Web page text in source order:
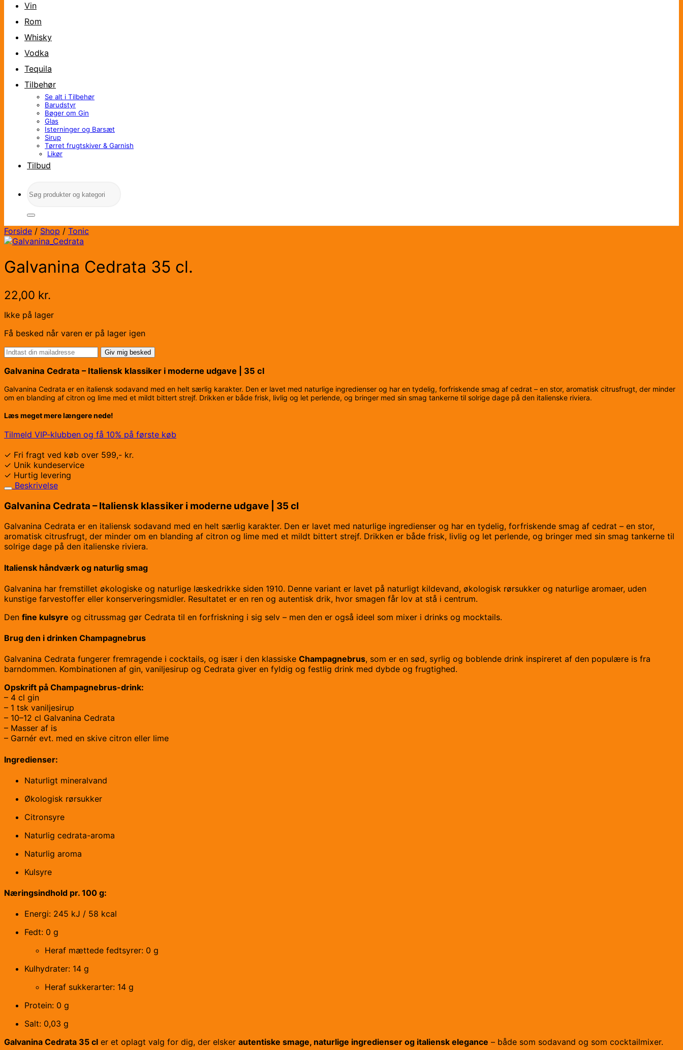
Vin
Rom
Whisky
Vodka
Tequila
Tilbehør
Se alt i Tilbehør
Barudstyr
Bøger om Gin
Glas
Isterninger og Barsæt
Sirup
Tørret frugtskiver & Garnish
Likør
Tilbud
efter:
Forside / Shop / Tonic
Galvanina Cedrata 35 cl.
22,00 kr.
Ikke på lager
Få besked når varen er på lager igen
Giv mig besked
Galvanina Cedrata – Italiensk klassiker i moderne udgave | 35 cl
Galvanina Cedrata er en italiensk sodavand med en helt særlig karakter. Den er lavet med naturlige ingredienser og har en tydelig, forfriskende smag af cedrat – en stor, aromatisk citrusfrugt, der minder
om en blanding af citron og lime med et mildt bittert strejf. Drikken er både frisk, livlig og let perlende, og bringer med sin smag tankerne til solrige dage på den italienske riviera.
Læs meget mere længere nede!
Tilmeld VIP-klubben og få 10% på første køb
✓ Fri fragt ved køb over 599,- kr.
✓ Unik kundeservice
✓ Hurtig levering
Beskrivelse
Galvanina Cedrata – Italiensk klassiker i moderne udgave | 35 cl
Galvanina Cedrata er en italiensk sodavand med en helt særlig karakter. Den er lavet med naturlige ingredienser og har en tydelig, forfriskende smag af cedrat – en stor,
aromatisk citrusfrugt, der minder om en blanding af citron og lime med et mildt bittert strejf. Drikken er både frisk, livlig og let perlende, og bringer med sin smag tankerne til
solrige dage på den italienske riviera.
Italiensk håndværk og naturlig smag
Galvanina har fremstillet økologiske og naturlige læskedrikke siden 1910. Denne variant er lavet på naturligt kildevand, økologisk rørsukker og naturlige aromaer, uden
kunstige farvestoffer eller konserveringsmidler. Resultatet er en ren og autentisk drik, hvor smagen får lov at stå i centrum.
Den fine kulsyre og citrussmag gør Cedrata til en forfriskning i sig selv – men den er også ideel som mixer i drinks og mocktails.
Brug den i drinken Champagnebrus
Galvanina Cedrata fungerer fremragende i cocktails, og især i den klassiske Champagnebrus, som er en sød, syrlig og boblende drink inspireret af den populære is fra
barndommen. Kombinationen af gin, vaniljesirup og Cedrata giver en fyldig og festlig drink med dybde og frugtighed.
Opskrift på Champagnebrus-drink:
– 4 cl gin
– 1 tsk vaniljesirup
– 10–12 cl Galvanina Cedrata
– Masser af is
– Garnér evt. med en skive citron eller lime
Ingredienser:
Naturligt mineralvand
Økologisk rørsukker
Citronsyre
Naturlig cedrata-aroma
Naturlig aroma
Kulsyre
Næringsindhold pr. 100 g:
Energi: 245 kJ / 58 kcal
Fedt: 0 g
Heraf mættede fedtsyrer: 0 g
Kulhydrater: 14 g
Heraf sukkerarter: 14 g
Protein: 0 g
Salt: 0,03 g
Galvanina Cedrata 35 cl er et oplagt valg for dig, der elsker autentiske smage, naturlige ingredienser og italiensk elegance – både som sodavand og som cocktailmixer.